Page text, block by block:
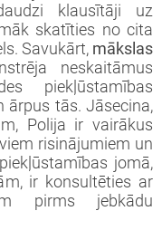
klausītāji uz
skatīties no cita
Savukārt, mākslas
neskaitāmus
piekļūstamības
ārpus tās. Jāsecina,
Polija ir vairākus
risinājumiem un
jomā,
ir konsultēties ar
pirms jebkādu